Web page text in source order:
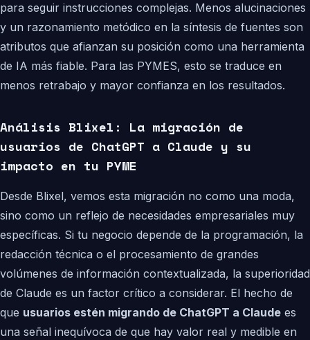
para seguir instrucciones complejas. Menos alucinaciones
y un razonamiento metódico en la síntesis de fuentes son
atributos que afianzan su posición como una herramienta
de IA más fiable. Para las PYMES, esto se traduce en
menos retrabajo y mayor confianza en los resultados.
Análisis Blixel: La migración de
usuarios de ChatGPT a Claude y su
impacto en tu PYME
Desde Blixel, vemos esta migración no como una moda,
sino como un reflejo de necesidades empresariales muy
específicas. Si tu negocio depende de la programación, la
redacción técnica o el procesamiento de grandes
volúmenes de información contextualizada, la superioridad
de Claude es un factor crítico a considerar. El hecho de
que usuarios estén migrando de ChatGPT a Claude es
una señal inequívoca de que hay valor real y medible en